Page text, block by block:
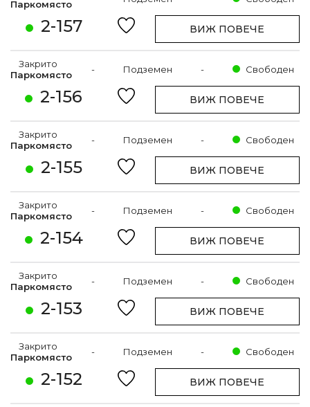
2-157
Паркомясто
ВИЖ ПОВЕЧЕ
2-156
Закрито
Паркомясто
- Подземен - Свободен
ВИЖ ПОВЕЧЕ
2-155
Закрито
Паркомясто
- Подземен - Свободен
ВИЖ ПОВЕЧЕ
2-154
Закрито
Паркомясто
- Подземен - Свободен
ВИЖ ПОВЕЧЕ
2-153
Закрито
Паркомясто
- Подземен - Свободен
ВИЖ ПОВЕЧЕ
2-152
Закрито
Паркомясто
- Подземен - Свободен
ВИЖ ПОВЕЧЕ